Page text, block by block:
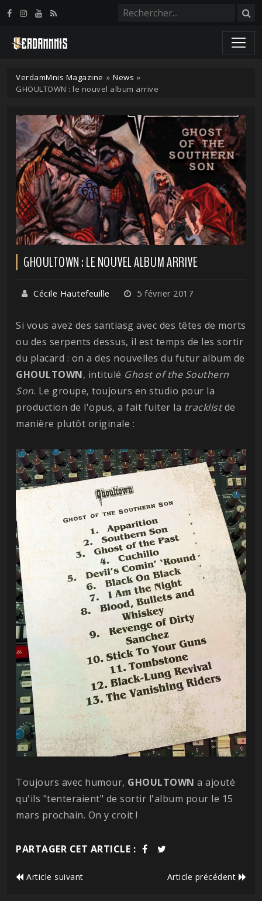
VerdamMnis Magazine » News »
GHOULTOWN : le nouvel album arrive
GHOULTOWN : LE NOUVEL ALBUM ARRIVE
Cécile Hautefeuille 5 février 2017
Si vous avez des santiasg avec des têtes de morts
ou des serpents dessus, il est temps de les sortir
du placard : on a des nouvelles du futur album de
GHOULTOWN, intitulé Ghost of the Southern
Son. Le groupe, toujours en studio pour la
production de l'opus, a fait fuiter la tracklistde
manière plutôt originale :
Toujours avec humour, GHOULTOWN a ajouté
qu'ils "tenteraient" de sortir l'album pour le 15
mars prochain. On y croit !
PARTAGER CET ARTICLE :
Article suivant Article précédent
Panneau de gestion des cookies